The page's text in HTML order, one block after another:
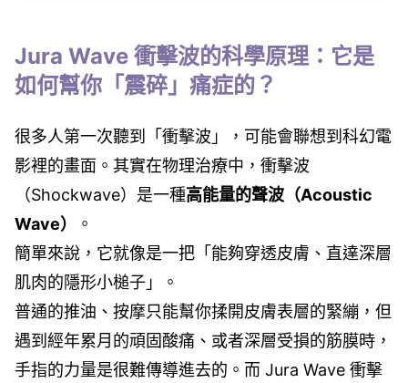
Jura Wave 衝擊波的科學原理：它是
如何幫你「震碎」痛症的？
很多人第一次聽到「衝擊波」，可能會聯想到科幻電
影裡的畫面。其實在物理治療中，衝擊波
（Shockwave）是一種高能量的聲波（Acoustic
Wave）
。
簡單來說，它就像是一把「能夠穿透皮膚、直達深層
肌肉的隱形小槌子」。
普通的推油、按摩只能幫你揉開皮膚表層的緊繃，但
遇到經年累月的頑固酸痛、或者深層受損的筋膜時，
手指的力量是很難傳導進去的。而 Jura Wave 衝擊